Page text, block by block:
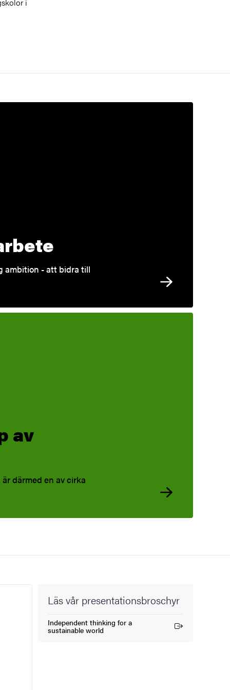
ambition - att bidra till
av
därmed en av cirka
Läs vår presentationsbroschyr
Independent thinking for a
sustainable world
(Extern länk)